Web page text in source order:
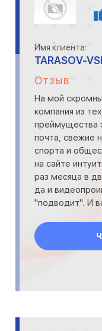
Имя клиента:
TARASOV-
Отзыв
На мой
компания из
преймущества
почта, свежие
спорта и
на сайте
раз месяца в
да и
"подводит". И